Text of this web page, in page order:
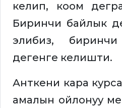
келип, коом
Биринчи байлык
элибиз,
дегенге келишти.
Анткени кара
амалын ойлонуу